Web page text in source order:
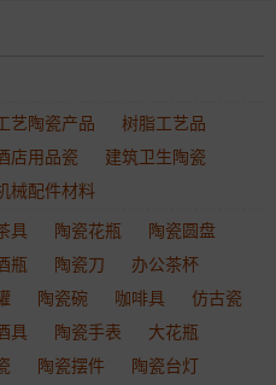
艺陶瓷产品
树脂工艺品
店用品瓷
建筑卫生陶瓷
械配件材料
具 陶瓷花瓶
陶瓷圆盘
瓶 陶瓷刀
办公茶杯
陶瓷碗 咖啡具
仿古瓷
具 陶瓷手表
大花瓶
陶瓷摆件
陶瓷台灯